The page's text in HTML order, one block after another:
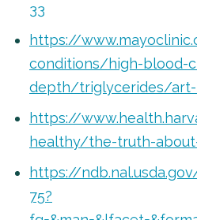
33
https://
conditions/high-blood-
depth/triglycerides/art-
https://
healthy/the-truth-
https://
75?